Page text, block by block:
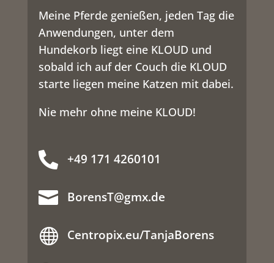
Meine Pferde genießen, jeden Tag die
Anwendungen, unter dem
Hundekorb liegt eine KLOUD und
sobald ich auf der Couch die KLOUD
starte liegen meine Katzen mit dabei.
Nie mehr ohne meine KLOUD!
 +49 171 4260101
 BorensT@gmx.de
 Centropix.eu/TanjaBorens